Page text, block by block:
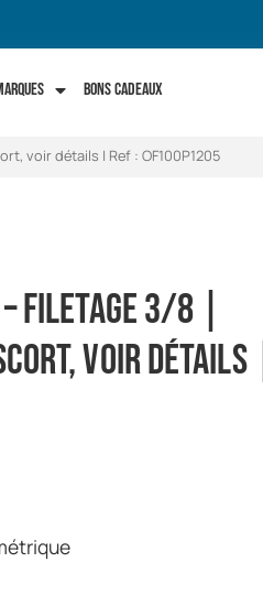
Bons Cadeaux
voir détails | Ref : OF100P1205
filetage 3/8 |
voir détails |